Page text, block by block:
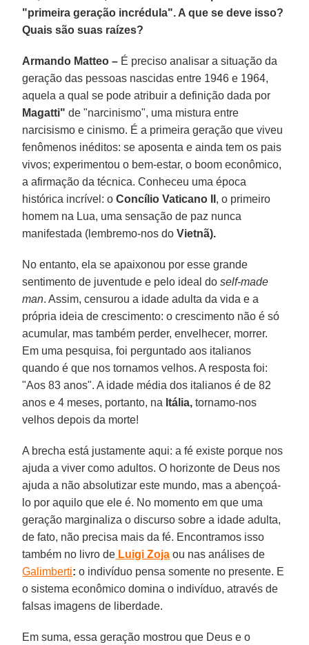
"primeira geração incrédula". A que se deve isso?
Quais são suas raízes?
Armando Matteo – É preciso analisar a situação da
geração das pessoas nascidas entre 1946 e 1964,
aquela a qual se pode atribuir a definição dada por
Magatti" de "narcinismo", uma mistura entre
narcisismo e cinismo. É a primeira geração que viveu
fenômenos inéditos: se aposenta e ainda tem os pais
vivos; experimentou o bem-estar, o boom econômico,
a afirmação da técnica. Conheceu uma época
histórica incrível: oConcílio Vaticano II , o primeiro
homem na Lua, uma sensação de paz nunca
manifestada (lembremo-nos doVietnã).
No entanto, ela se apaixonou por esse grande
sentimento de juventude e pelo ideal doself-made
man. Assim, censurou a idade adulta da vida e a
própria ideia de crescimento: o crescimento não é só
acumular, mas também perder, envelhecer, morrer.
Em uma pesquisa, foi perguntado aos italianos
quando é que nos tornamos velhos. A resposta foi:
"Aos 83 anos". A idade média dos italianos é de 82
anos e 4 meses, portanto, na Itália, tornamo-nos
velhos depois da morte!
A brecha está justamente aqui: a fé existe porque nos
ajuda a viver como adultos. O horizonte de Deus nos
ajuda a não absolutizar este mundo, mas a abençoá-
lo por aquilo que ele é. No momento em que uma
geração marginaliza o discurso sobre a idade adulta,
de fato, não precisa mais da fé. Encontramos isso
também no livro de Luigi Zoja ou nas análises de
Galimberti: o indivíduo pensa somente no presente. E
o sistema econômico domina o indivíduo, através de
falsas imagens de liberdade.
Em suma, essa geração mostrou que Deus e o